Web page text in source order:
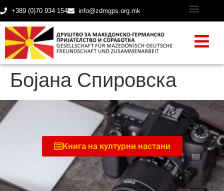
+389 (0)70 934 154 info@zdmgps.org.mk
Бојана Спировска
Книга на културни настани